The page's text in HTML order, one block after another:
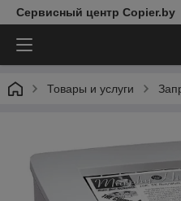
Сервисный центр Copier.by
Товары и услуги